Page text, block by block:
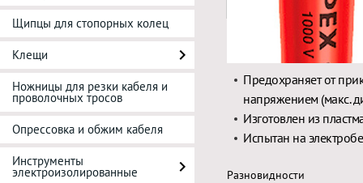
Щипцы для стопорных колец
Клещи
Ножницы для резки кабеля и
проволочных тросов
Опрессовка и обжим кабеля
Инструменты
электроизолированные
Описание
Предохраняет от
напряжением (макс.
Изготовлен из
Испытан на
Разновидности